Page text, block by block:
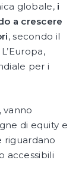
globale, i
a crescere
, secondo il
L’Europa,
per i
di equity e
riguardano
accessibili